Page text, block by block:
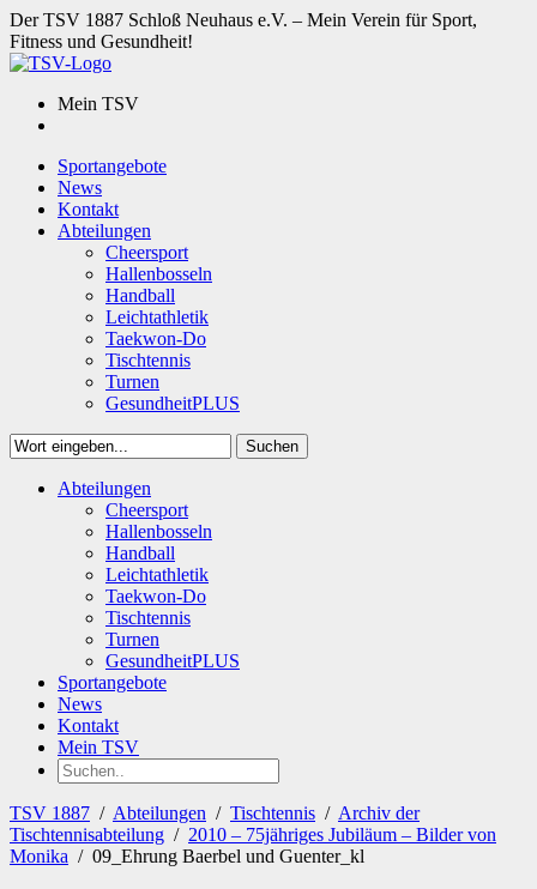
Der TSV 1887 Schloß Neuhaus e.V. – Mein Verein für Sport,
Fitness und Gesundheit!
Mein TSV
Sportangebote
News
Kontakt
Abteilungen
Cheersport
Hallenbosseln
Handball
Leichtathletik
Taekwon-Do
Tischtennis
Turnen
GesundheitPLUS
Suchen
SuchenAbteilungen
Cheersport
Hallenbosseln
Handball
Leichtathletik
Taekwon-Do
Tischtennis
Turnen
GesundheitPLUS
Sportangebote
News
Kontakt
Mein TSV
TSV 1887 / Abteilungen / Tischtennis / Archiv der
Tischtennisabteilung / 2010 – 75jähriges Jubiläum – Bilder von
Monika / 09_Ehrung Baerbel und Guenter_kl